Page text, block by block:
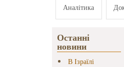
Аналітика
Останні
новини
В Ізраїлі